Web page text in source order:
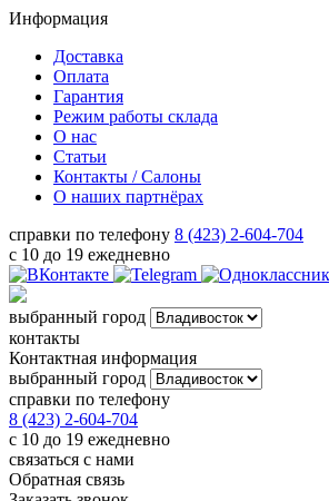
Информация
Доставка
Оплата
Гарантия
Режим работы склада
О нас
Статьи
Контакты / Салоны
О наших партнёрах
справки по телефону 8 (423) 2-604-704
с 10 до 19 ежедневно
выбранный город
контакты
Контактная информация
выбранный город
справки по телефону
8 (423) 2-604-704
с 10 до 19 ежедневно
связаться с нами
Обратная связь